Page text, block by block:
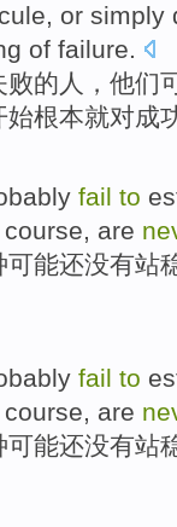
or simply
of failure.
败的 人 ，他们
始根本就对成
fail to
course, are
可能还没有站
fail to
course, are
可能还没有站